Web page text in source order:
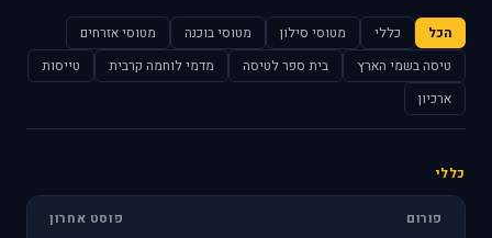
הכל כללי מטוסי סילון מטוסי בוכנה
מטוסי אזרחים
טיסה בשמי הארץ
בית ספר לטיסה מדמי לוחמה קרבית
טייסות
ארכיון
כללי
פורום פוסט אחרון